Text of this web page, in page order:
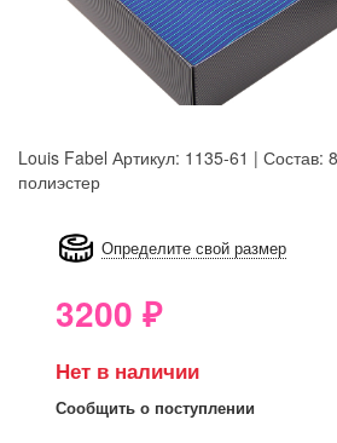
Louis Fabel Артикул: 1135-61 | Состав:
полиэстер
Определите свой размер
3200 ₽
Нет в наличии
Сообщить о поступлении